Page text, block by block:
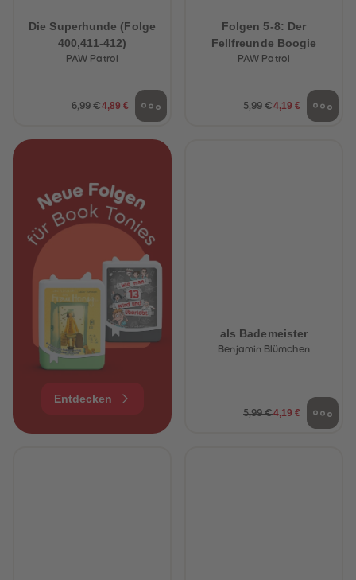
Die Superhunde (Folge
400,411-412)
PAW Patrol
6,99 €4,89 €
Folgen 5-8: Der
Fellfreunde Boogie
PAW Patrol
5,99 €4,19 €
Entdecken
als Bademeister
Benjamin Blümchen
5,99 €4,19 €